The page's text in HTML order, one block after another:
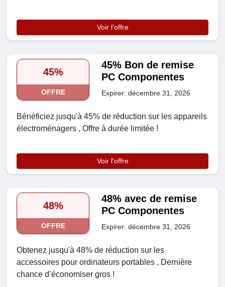
Voir l'offre
45%
OFFRE
45% Bon de remise
PC Componentes
Expirer: décembre 31, 2026
Bénéficiez jusqu'à 45% de réduction sur les appareils
électroménagers , Offre à durée limitée !
Voir l'offre
48%
OFFRE
48% avec de remise
PC Componentes
Expirer: décembre 31, 2026
Obtenez jusqu'à 48% de réduction sur les
accessoires pour ordinateurs portables , Dernière
chance d’économiser gros !